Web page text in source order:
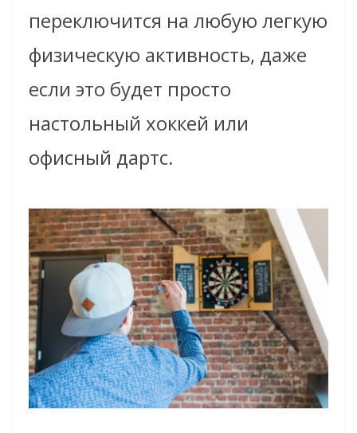
переключится на любую легкую
физическую активность, даже
если это будет просто
настольный хоккей или
офисный дартс.